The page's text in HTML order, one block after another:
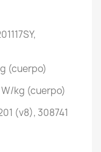
(cuerpo)
kg (cuerpo)
(v8), 308741